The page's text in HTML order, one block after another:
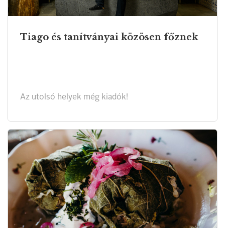
Tiago és tanítványai közösen főznek
Az utolsó helyek még kiadók!